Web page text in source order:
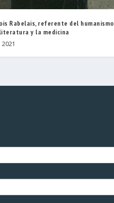
Rabelais, referente del humanismo
y la medicina
2021